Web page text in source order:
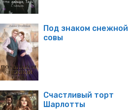
Под знаком снежной
совы
Счастливый торт
Шарлотты